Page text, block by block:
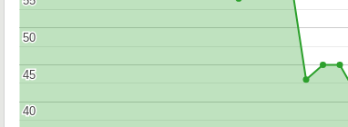
40
40
45
45
50
50